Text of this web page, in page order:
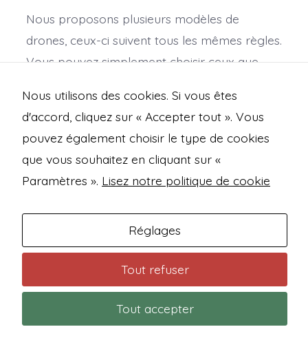
Nous proposons plusieurs modèles de
drones, ceux-ci suivent tous les mêmes règles.
Vous pouvez simplement choisir ceux que
table de jeu.
in
new
tab
Open
Instagram
in
a
new
tab
Mastodon
in
a
new
tab
in
new
Politique de confidentialité
Conditions générales de vente
Contact
Trashfire Studio
Nous utilisons des cookies. Si vous êtes
d'accord, cliquez sur « Accepter tout ». Vous
pouvez également choisir le type de cookies
que vous souhaitez en cliquant sur «
Paramètres ». Lisez notre politique de cookie
Réglages
Tout refuser
Tout accepter